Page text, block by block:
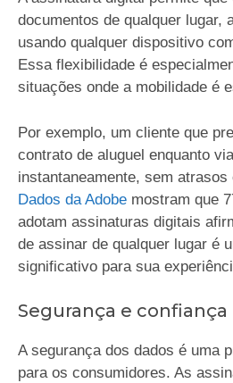
documentos de qualquer lugar,
usando qualquer dispositivo
Essa flexibilidade é
situações onde a mobilidade é
Por exemplo, um cliente que
contrato de aluguel enquanto
instantaneamente, sem
Dados da Adobe mostram que
adotam assinaturas digitais
de assinar de qualquer lugar é
significativo para sua
Segurança e confiança
A segurança dos dados é uma
para os consumidores. As